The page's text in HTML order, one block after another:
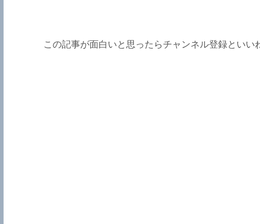
この記事が面白いと思ったらチャンネル登録といい